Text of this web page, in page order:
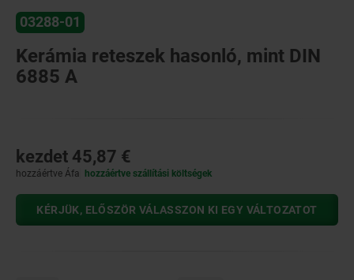
03288-01
Kerámia reteszek hasonló, mint DIN
6885 A
kezdet 45,87 €
hozzáértve Áfa hozzáértve szállítási költségek
KÉRJÜK, ELŐSZÖR VÁLASSZON KI EGY VÁLTOZATOT